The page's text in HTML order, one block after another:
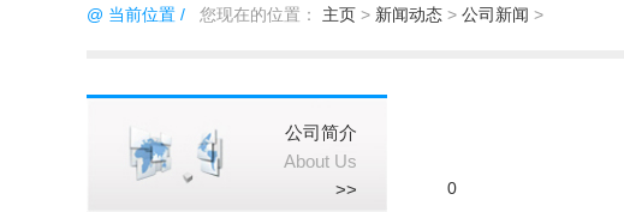
@ 当前位置 / 您现在的位置： 主页 > 新闻动态 > 公司新闻 >
公司简介
About Us
>>
0